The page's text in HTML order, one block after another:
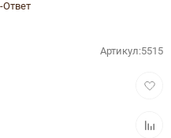
Ответ
Артикул:5515